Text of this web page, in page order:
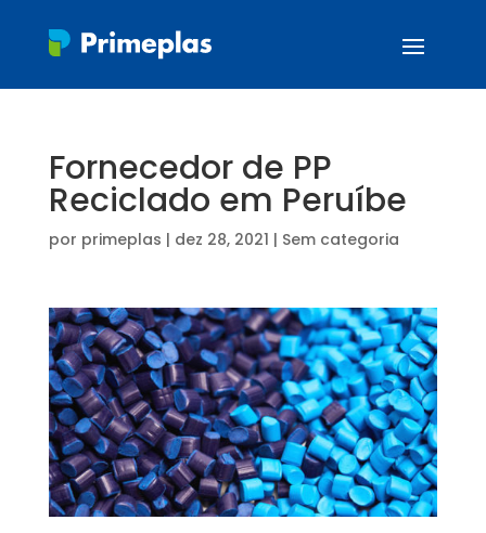
Fornecedor de PP
Reciclado em Peruíbe
por primeplas | dez 28, 2021 | Sem categoria